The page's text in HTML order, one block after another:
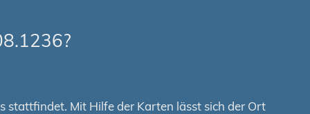
stattfindet. Mit Hilfe der Karten lässt sich der Ort